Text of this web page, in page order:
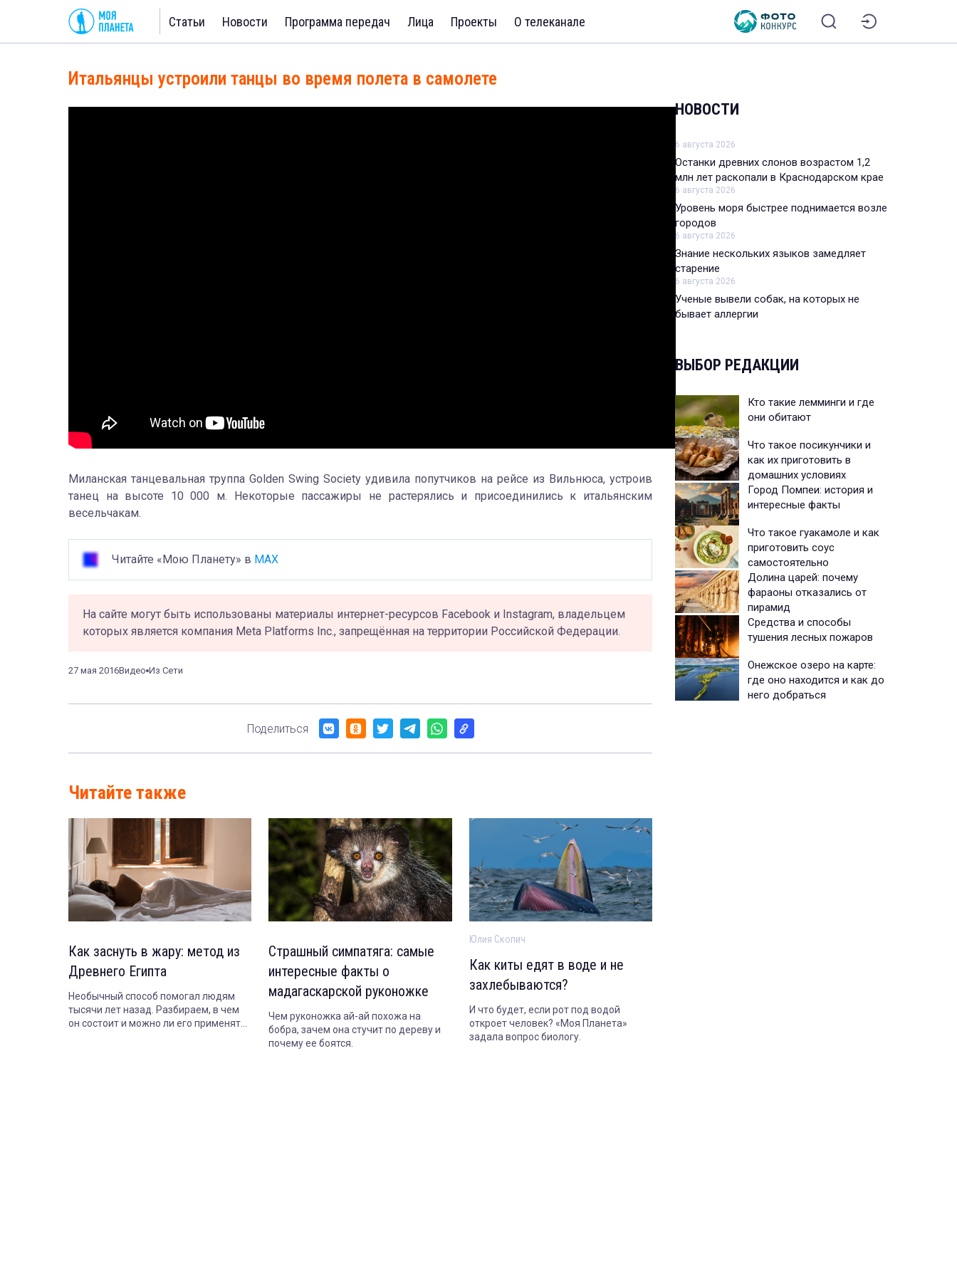
Статьи Новости Программа передач Лица Проекты О телеканале
Итальянцы устроили танцы во время полета в самолете
Миланская танцевальная труппа Golden Swing Society удивила попутчиков на рейсе из Вильнюса, устроив
танец на высоте 10 000 м. Некоторые пассажиры не растерялись и присоединились к итальянским
весельчакам.
Читайте «Мою Планету» в MAX
На сайте могут быть использованы материалы интернет-ресурсов Facebook и Instagram, владельцем
которых является компания Meta Platforms Inc., запрещённая на территории Российской Федерации.
27 мая 2016Видео Из Сети
Поделиться
Читайте также
Как заснуть в жару: метод из
Древнего Египта
Необычный способ помогал людям
тысячи лет назад. Разбираем, в чем
он состоит и можно ли его применять
Страшный симпатяга: самые
интересные факты о
мадагаскарской руконожке
Чем руконожка ай-ай похожа на
бобра, зачем она стучит по дереву и
почему ее боятся.
Юлия Скопич
Как киты едят в воде и не
захлебываются?
И что будет, если рот под водой
откроет человек? «Моя Планета»
задала вопрос биологу.
НОВОСТИ
6 августа 2026
Останки древних слонов возрастом 1,2
млн лет раскопали в Краснодарском крае
6 августа 2026
Уровень моря быстрее поднимается возле
городов
6 августа 2026
Знание нескольких языков замедляет
старение
6 августа 2026
Ученые вывели собак, на которых не
бывает аллергии
ВЫБОР РЕДАКЦИИ
Кто такие лемминги и где
они обитают
Что такое посикунчики и
как их приготовить в
домашних условиях
Город Помпеи: история и
интересные факты
Что такое гуакамоле и как
приготовить соус
самостоятельно
Долина царей: почему
фараоны отказались от
пирамид
Средства и способы
тушения лесных пожаров
Онежское озеро на карте:
где оно находится и как до
него добраться